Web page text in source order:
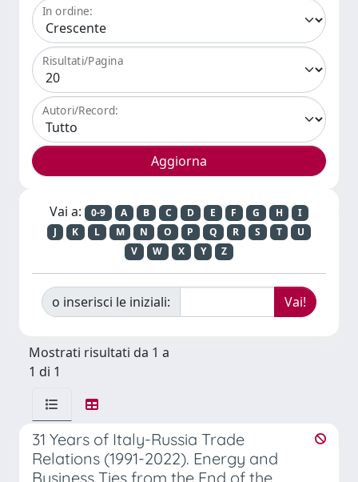
In ordine:
Risultati/Pagina
Autori/Record:
Vai a: 0-9 A B C D E F G H
I
J
K L M N O P Q R S T
U
V
W X Y Z
o inserisci le iniziali:
Mostrati risultati da 1 a
1 di 1
31 Years of Italy-Russia Trade
Relations (1991-2022). Energy and
Business Ties from the End of the